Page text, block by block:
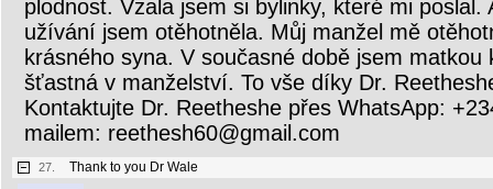
plodnost. Vzala jsem si bylinky, které mi poslal.
užívání jsem otěhotněla. Můj manžel mě
krásného syna. V současné době jsem matkou
šťastná v manželství. To vše díky Dr.
Kontaktujte Dr. Reetheshe přes WhatsApp:
mailem: reethesh60@gmail.com
27. Thank to you Dr Wale